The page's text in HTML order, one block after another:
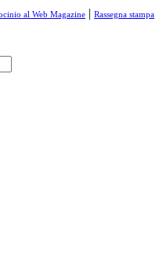
al Web Magazine | Rassegna stampa